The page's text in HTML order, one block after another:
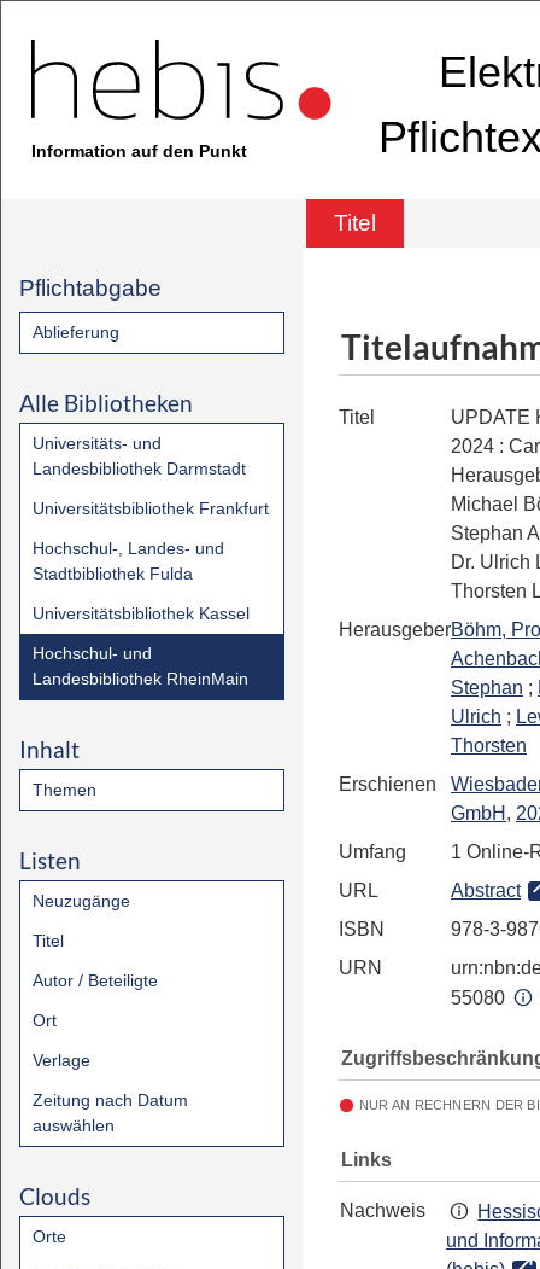
Information auf den Punkt
Titel
Pflichtabgabe
Ablieferung
Alle Bibliotheken
Universitäts- und
Landesbibliothek Darmstadt
Universitätsbibliothek Frankfurt
Hochschul-, Landes- und
Stadtbibliothek Fulda
Universitätsbibliothek Kassel
Hochschul- und
Landesbibliothek RheinMain
Inhalt
Themen
Listen
Neuzugänge
Titel
Autor / Beteiligte
Ort
Verlage
Zeitung nach Datum
auswählen
Clouds
Orte
Titel
UPDATE
2024 :
Michael
Stephan
Dr. Ulrich
Thorsten
HerausgeberBöhm,
Stephan ;
Ulrich ;
Thorsten
Erschienen
GmbH ,
Umfang
1 Online-
URL
Abstract
ISBN
978-3-
URN
55080
NUR AN RECHNERN DER
Links
Nachweis
und